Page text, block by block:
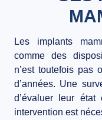
Les implants
comme des
n’est toutefois pas
d’années. Une
d’évaluer leur
intervention est